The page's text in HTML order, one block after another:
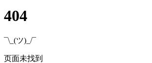
404
¯\_(ツ)_/¯
页面未找到